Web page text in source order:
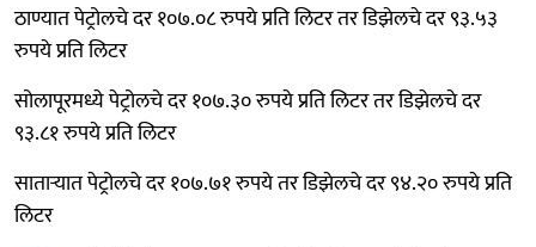
ठाण्यात पेट्रोलचे दर १०७.०८ रुपये प्रति लिटर तर डिझेलचे दर ९३.५३
रुपये प्रति लिटर
सोलापूरमध्ये पेट्रोलचे दर १०७.३० रुपये प्रति लिटर तर डिझेलचे दर
९३.८१ रुपये प्रति लिटर
साताऱ्यात पेट्रोलचे दर १०७.७१ रुपये तर डिझेलचे दर ९४.२० रुपये प्रति
लिटर